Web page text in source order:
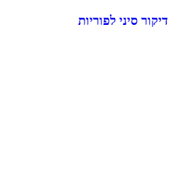
דיקור סיני לפוריות